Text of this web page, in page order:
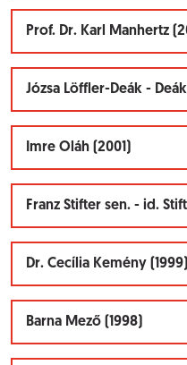
Prof. Dr. Karl Manhertz
Józsa Löffler-Deák -
Imre Oláh (2001)
Franz Stifter sen. - id.
Dr. Cecília Kemény (1999)
Barna Mező (1998)